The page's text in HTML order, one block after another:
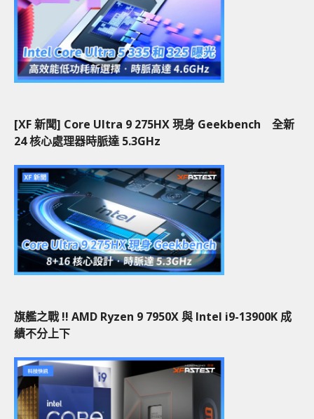
[XF 新聞] Core Ultra 9 275HX 現身 Geekbench 全新
24 核心處理器時脈達 5.3GHz
旗艦之戰 !! AMD Ryzen 9 7950X 與 Intel i9-13900K 成
績不分上下